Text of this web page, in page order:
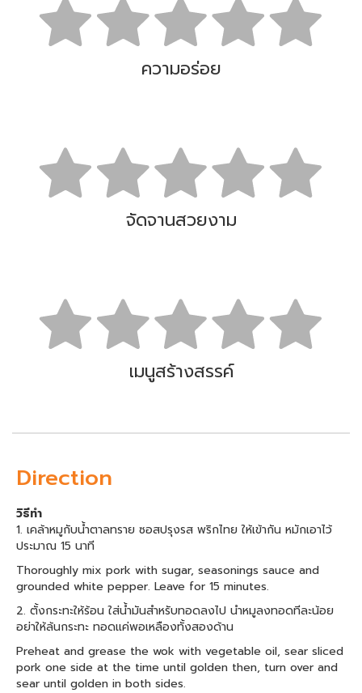
ความอร่อย
จัดจานสวยงาม
เมนูสร้างสรรค์
Direction
วิธีทำ
1. เคล้าหมูกับน้ำตาลทราย ซอสปรุงรส พริกไทย ให้เข้ากัน หมักเอาไว้
ประมาณ 15 นาที
Thoroughly mix pork with sugar, seasonings sauce and
grounded white pepper. Leave for 15 minutes.
2. ตั้งกระทะให้ร้อน ใส่น้ำมันสำหรับทอดลงไป นำหมูลงทอดทีละน้อย
อย่าให้ล้นกระทะ ทอดแค่พอเหลืองทั้งสองด้าน
Preheat and grease the wok with vegetable oil, sear sliced
pork one side at the time until golden then, turn over and
sear until golden in both sides.